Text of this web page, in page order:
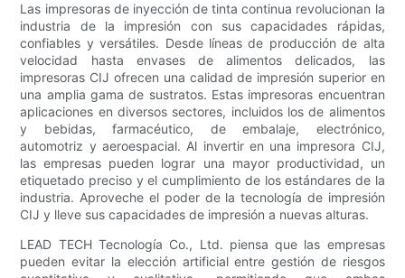
Las impresoras de inyección de tinta continua revolucionan la
industria de la impresión con sus capacidades rápidas,
confiables y versátiles. Desde líneas de producción de alta
velocidad hasta envases de alimentos delicados, las
impresoras CIJ ofrecen una calidad de impresión superior en
una amplia gama de sustratos. Estas impresoras encuentran
aplicaciones en diversos sectores, incluidos los de alimentos
y bebidas, farmacéutico, de embalaje, electrónico,
automotriz y aeroespacial. Al invertir en una impresora CIJ,
las empresas pueden lograr una mayor productividad, un
etiquetado preciso y el cumplimiento de los estándares de la
industria. Aproveche el poder de la tecnología de impresión
CIJ y lleve sus capacidades de impresión a nuevas alturas.
LEAD TECH Tecnología Co., Ltd. piensa que las empresas
pueden evitar la elección artificial entre gestión de riesgos